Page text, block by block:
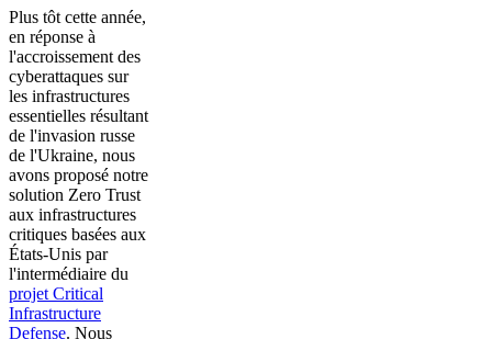
Plus tôt cette année,
en réponse à
l'accroissement des
cyberattaques sur
les infrastructures
essentielles résultant
de l'invasion russe
de l'Ukraine, nous
avons proposé notre
solution Zero Trust
aux infrastructures
critiques basées aux
États-Unis par
l'intermédiaire du
projet Critical
Infrastructure
Defense. Nous